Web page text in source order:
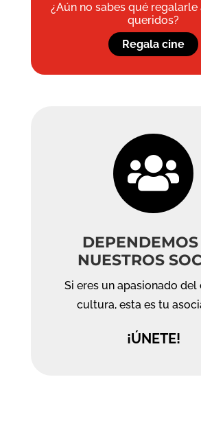
¿Aún no sabes qué regalarle
queridos?
Regala cine

NUESTROS
Si eres un apasionado del
cultura, esta es tu
¡ÚNETE!